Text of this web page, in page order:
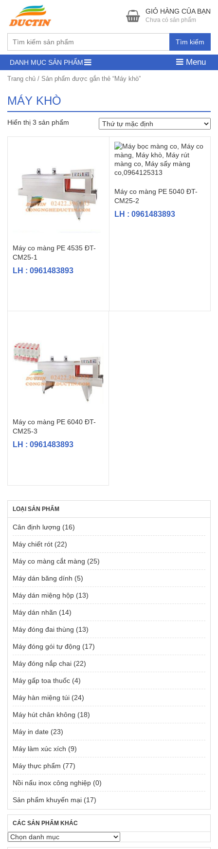
Tìm kiếm
GIỎ HÀNG CỦA BẠN
Chưa có sản phẩm
DANH MỤC SẢN PHẨM Menu
Trang chủ / Sản phẩm được gắn thẻ “Máy khò”
MÁY KHÒ
Hiển thị 3 sản phẩm
Máy co màng PE 4535 ĐT-
CM25-1
LH : 0961483893
Máy co màng PE 5040 ĐT-
CM25-2
LH : 0961483893
Máy co màng PE 6040 ĐT-
CM25-3
LH : 0961483893
LOẠI SẢN PHẨM
Cân định lượng (16)
Máy chiết rót (22)
Máy co màng cắt màng (25)
Máy dán băng dính (5)
Máy dán miệng hộp (13)
Máy dán nhãn (14)
Máy đóng đai thùng (13)
Máy đóng gói tự động (17)
Máy đóng nắp chai (22)
Máy gấp toa thuốc (4)
Máy hàn miệng túi (24)
Máy hút chân không (18)
Máy in date (23)
Máy làm xúc xích (9)
Máy thực phẩm (77)
Nồi nấu inox công nghiệp (0)
Sản phẩm khuyến mại (17)
CÁC SẢN PHẨM KHÁC